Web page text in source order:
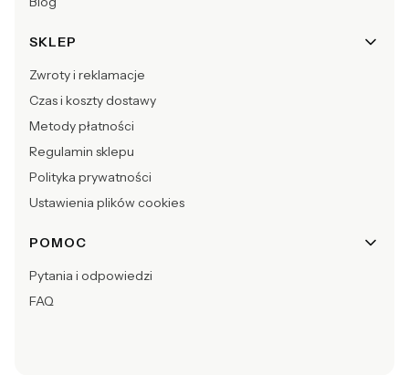
SKLEP
Zwroty i reklamacje
Czas i koszty dostawy
Metody płatności
Regulamin sklepu
Polityka prywatności
Ustawienia plików cookies
POMOC
Pytania i odpowiedzi
FAQ